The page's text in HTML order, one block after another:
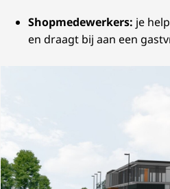
Shopmedewerkers: je
en draagt bij aan een